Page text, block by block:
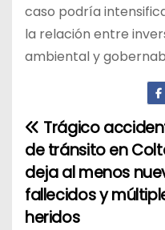
caso podría
la relación entre
ambiental y
N
a
v
Trágico
de tránsito en
deja al menos
fallecidos y
heridos